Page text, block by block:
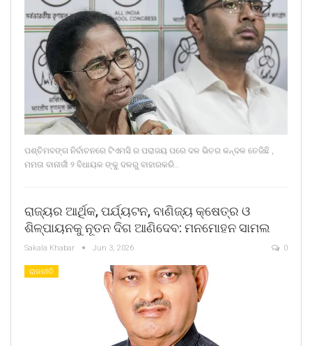
ପଶ୍ଚିମବଙ୍ଗ ନିର୍ବାଚନରେ ଟିଏମସି ର ପରାଜୟ ପରେ ଦଳ ଭିତର କନ୍ଦଳ ତେଜିଛି ,
ମମତା ବାନାର୍ଜୀ ୨ ବିଧାୟକ ଙ୍କୁ ଦଳରୁ ବାହାରକରି…
ରାଜ୍ୟର ଆର୍ଥିକ, ପର୍ଯ୍ୟଟନ, ବାଣିଜ୍ୟ କ୍ଷେତ୍ର ଓ
ଶିଳ୍ପାୟନକୁ ନୂତନ ଦିଗ ଆଣିଦେବ: ମନମୋହନ ସାମଲ
Sakala Khabar Jun 3, 2026 0
ରାଜନୀତି